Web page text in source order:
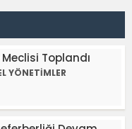
Toplandı
YÖNETİMLER